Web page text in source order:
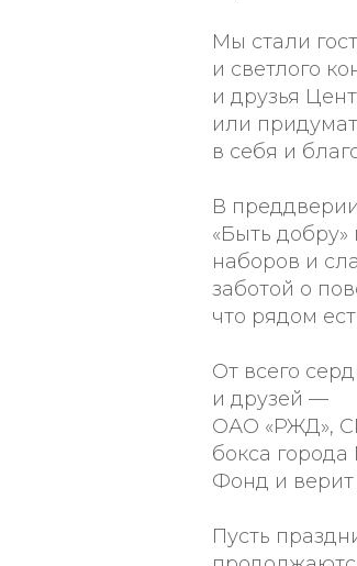
Мы стали
и светлого
и друзья
или
в себя и
В
«Быть
наборов и
заботой о
что рядом
От всего
и друзей —
ОАО «РЖД»,
бокса
Фонд и верит
Пусть